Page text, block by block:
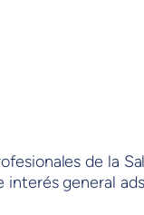
de la
general